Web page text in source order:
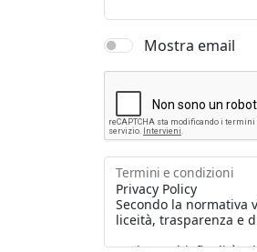
Mostra email
Termini e condizioni